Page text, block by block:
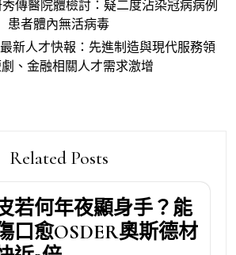
傳醫院體檢討：疑二度沾染冠病病例
患者體內無活病毒
新人才快報：先進制造與現代服務領
、金融相關人才需求激增
Related Posts
若何年夜顯身手？能
口愈OSDER奧斯德材